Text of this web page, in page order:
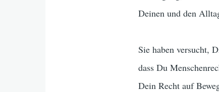
Deinen und den
Sie haben versucht,
dass Du
Dein Recht auf